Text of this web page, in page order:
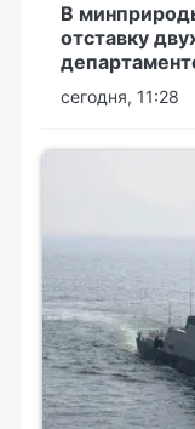
В
отставку
сегодня, 11:28